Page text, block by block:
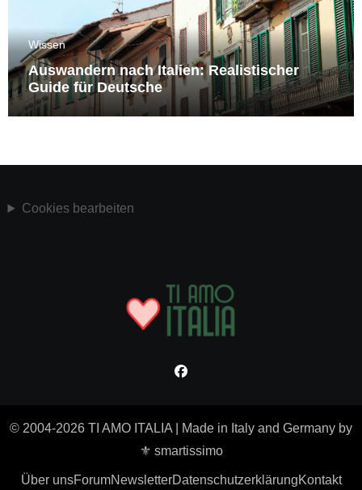
Wissen
Auswandern nach Italien: Realistischer
Guide für Deutsche
Cookies bearbeiten
© 2004-2026 TI AMO ITALIA
Made in Italy and Germany by
⚜ smartissimo
Über unsForumNewsletterDatenschutzerklärungKontakt